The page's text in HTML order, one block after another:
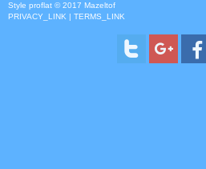
Style proflat © 2017 Mazeltof
PRIVACY_LINK | TERMS_LINK